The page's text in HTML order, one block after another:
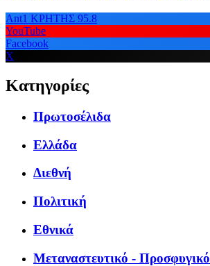
Ant1 ΚΡΗΤΗΣ 95.8
YouTube
Facebook
X
Κατηγορίες
Πρωτοσέλιδα
Ελλάδα
Διεθνή
Πολιτική
Εθνικά
Μεταναστευτικό - Προσφυγικό